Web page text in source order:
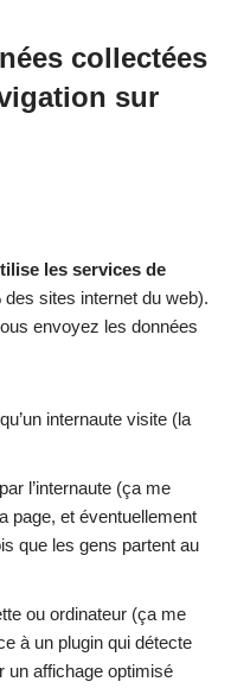
collectées
sur
les services de
sites internet du web).
envoyez les données
internaute visite (la
l’internaute (ça me
page, et éventuellement
que les gens partent au
ou ordinateur (ça me
à un plugin qui détecte
un affichage optimisé